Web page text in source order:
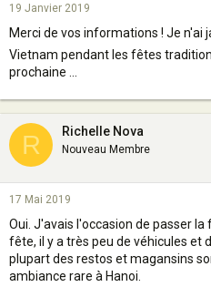
19 Janvier 2019
Merci de vos informations ! Je n'ai
Vietnam pendant les fêtes
prochaine ...
R Richelle Nova
Nouveau Membre
17 Mai 2019
Oui. J'avais l'occasion de passer
fête, il y a très peu de véhicules et
plupart des restos et magansins
ambiance rare à Hanoi.